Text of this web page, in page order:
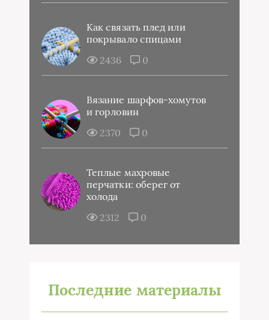
Как связать плед или
покрывало спицами
2436
0
Вязание шарфов-хомутов
и горловин
2370
0
Теплые махровые
перчатки: оберег от
холода
2312
0
Последние материалы